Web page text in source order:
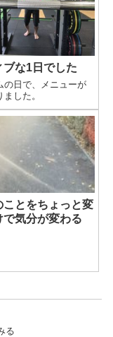
ブな1日でした
の日で、メニューが
した。
ことをちょっと変
で気分が変わる
る